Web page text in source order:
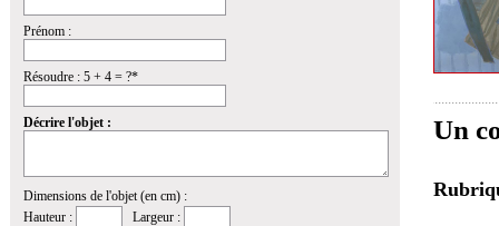
Prénom :
Résoudre : 5 + 4 = ?*
Décrire l'objet :
Dimensions de l'objet (en cm) :
Hauteur :
Largeur :
Un